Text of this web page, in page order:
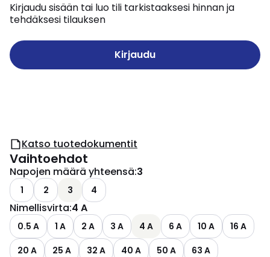
Kirjaudu sisään tai luo tili tarkistaaksesi hinnan ja
tehdäksesi tilauksen
Kirjaudu
Katso tuotedokumentit
Vaihtoehdot
Napojen määrä yhteensä:3
1 2 3 4
Nimellisvirta:4 A
0.5 A 1 A 2 A 3 A 4 A 6 A 10 A
16 A
20 A
25 A 32 A 40 A 50 A 63 A